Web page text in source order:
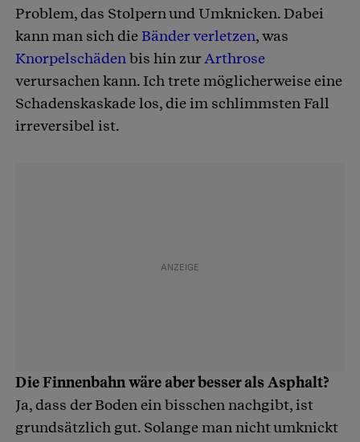
Problem, das Stolpern und Umknicken. Dabei
kann man sich dieBänder verletzen, was
Knorpelschäden bis hin zurArthrose
verursachen kann. Ich trete möglicherweise eine
Schadenskaskade los, die im schlimmsten Fall
irreversibel ist.
Die Finnenbahn wäre aber besser als Asphalt?
Ja, dass der Boden ein bisschen nachgibt, ist
grundsätzlich gut. Solange man nicht umknickt